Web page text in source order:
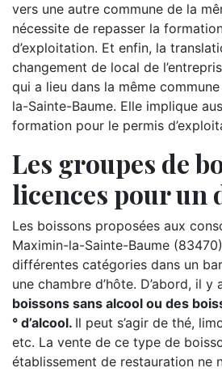
vers une autre commune de la
nécessite de repasser la
d’exploitation. Et enfin, la
changement de local de
qui a lieu dans la même
la-Sainte-Baume. Elle implique
formation pour le permis
Les groupes de
licences pour un
Les boissons proposées aux
Maximin-la-Sainte-Baume
différentes catégories dans un
une chambre d’hôte. D’abord, il y
boissons sans alcool ou des
° d’alcool. Il peut s’agir de thé,
etc. La vente de ce type de
établissement de restauration ne